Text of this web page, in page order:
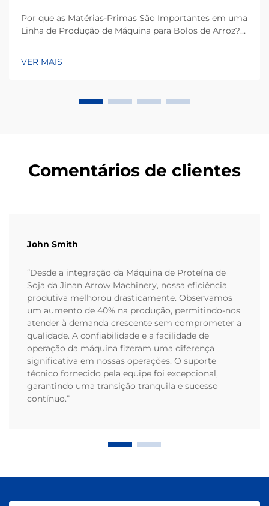
Por que as Matérias-Primas São Importantes em uma
Linha de Produção de Máquina para Bolos de Arroz?
lanches, um dos fatores mais subestimados para
VER MAIS
Comentários de clientes
John Smith
“Desde a integração da Máquina de Proteína de
Soja da Jinan Arrow Machinery, nossa eficiência
produtiva melhorou drasticamente. Observamos
um aumento de 40% na produção, permitindo-nos
atender à demanda crescente sem comprometer a
qualidade. A confiabilidade e a facilidade de
operação da máquina fizeram uma diferença
significativa em nossas operações. O suporte
técnico fornecido pela equipe foi excepcional,
garantindo uma transição tranquila e sucesso
contínuo.”